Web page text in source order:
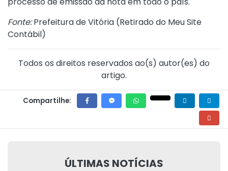
Fonte:Prefeitura de Vitória (Retirado do Meu Site
Contábil)
Todos os direitos reservados ao(s) autor(es) do
artigo.
Compartilhe:
ÚLTIMAS NOTÍCIAS